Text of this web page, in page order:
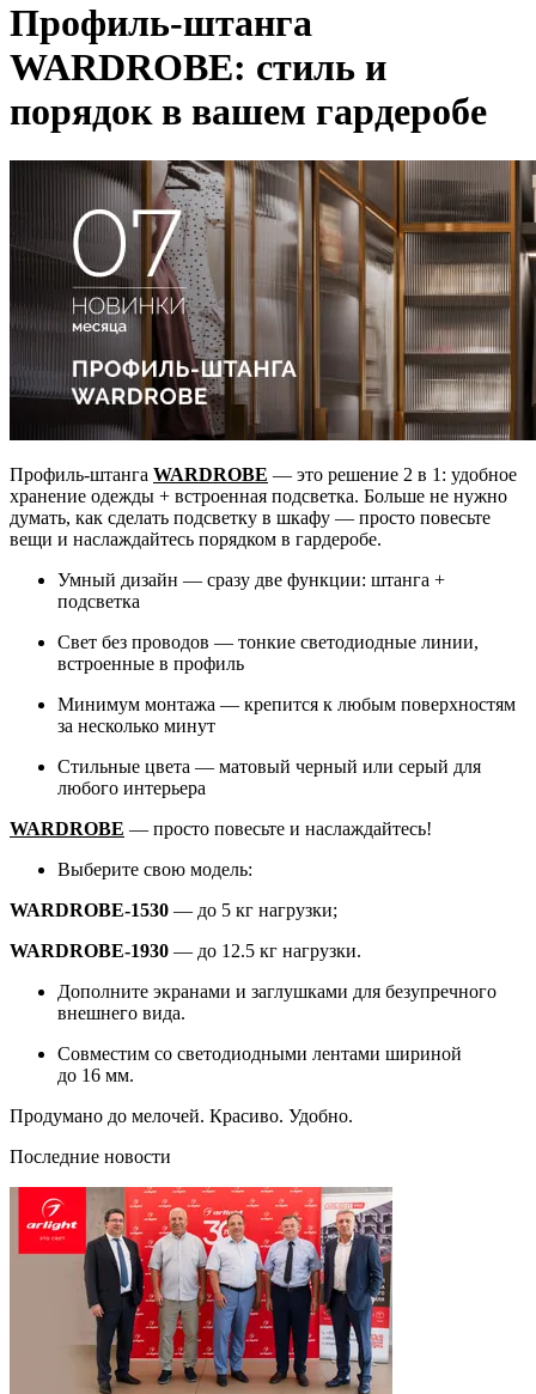
Профиль-штанга
WARDROBE: стиль и
порядок в вашем гардеробе
Профиль-штанга WARDROBE — это решение 2 в 1: удобное
хранение одежды + встроенная подсветка. Больше не нужно
думать, как сделать подсветку в шкафу — просто повесьте
вещи и наслаждайтесь порядком в гардеробе.
Умный дизайн — сразу две функции: штанга +
подсветка
Свет без проводов — тонкие светодиодные линии,
встроенные в профиль
Минимум монтажа — крепится к любым поверхностям
за несколько минут
Стильные цвета — матовый черный или серый для
любого интерьера
WARDROBE — просто повесьте и наслаждайтесь!
Выберите свою модель:
WARDROBE-1530 — до 5 кг нагрузки;
WARDROBE-1930 — до 12.5 кг нагрузки.
Дополните экранами и заглушками для безупречного
внешнего вида.
Совместим со светодиодными лентами шириной
до 16 мм.
Продумано до мелочей. Красиво. Удобно.
Последние новости